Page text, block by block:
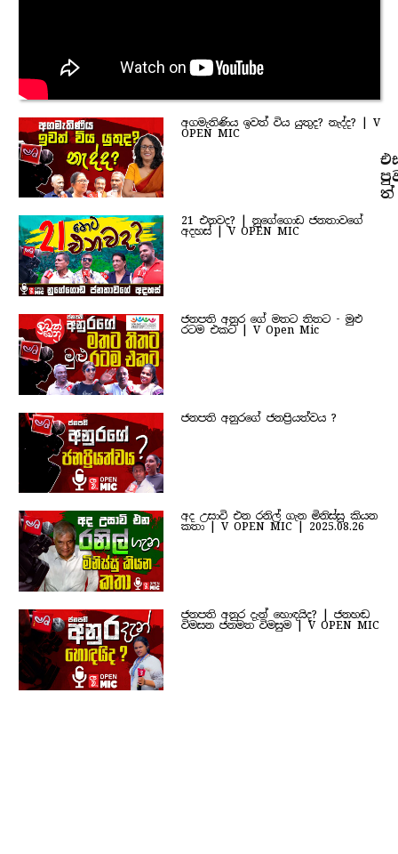
අගමැතිණිය ඉවත් විය යුතුද? නැද්ද? | V
OPEN MIC
21 එනවද? | නුගේගොඩ ජනතාවගේ
අදහස් | V OPEN MIC
ජනපති අනුර ගේ මතට තිතට - මුළු
රටම එකට | V Open Mic
ජනපති අනුරගේ ජනප්‍රියත්වය ?
අද උසාවි එන රනිල් ගැන මිනිස්සු කියන
කතා | V OPEN MIC | 2025.08.26
ජනපති අනුර දැන් හොඳයිද? | ජනහඬ
විමසන ජනමත විමසුම | V OPEN MIC
ත්